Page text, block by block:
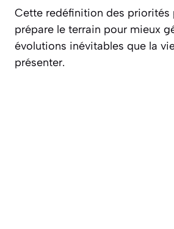
Cette redéfinition des priorités
prépare le terrain pour mieux
évolutions inévitables que la
présenter.